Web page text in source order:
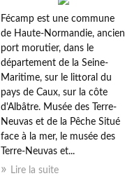
Fécamp est une commune
de Haute-Normandie, ancien
port morutier, dans le
département de la Seine-
Maritime, sur le littoral du
pays de Caux, sur la côte
d'Albâtre. Musée des Terre-
Neuvas et de la Pêche Situé
face à la mer, le musée des
Terre-Neuvas et...
Lire la suite